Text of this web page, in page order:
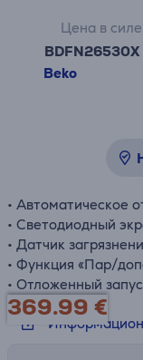
BDFN26530X
Beko
Цена в
• Автоматическое
• Светодиодный
• Датчик
• Функция «Пар/
• Отложенный
369.99 €